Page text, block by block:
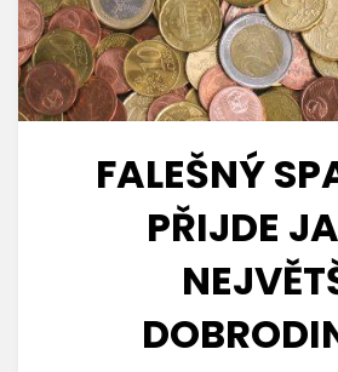
FALEŠNÝ
PŘIJDE